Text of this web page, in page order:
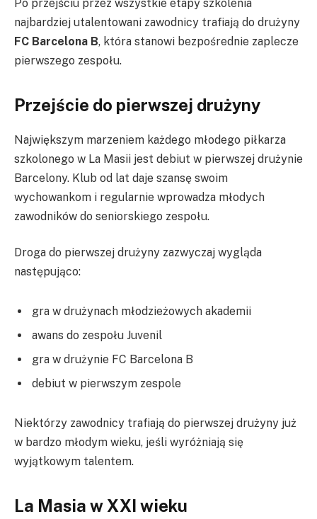
Po przejściu przez wszystkie etapy szkolenia
najbardziej utalentowani zawodnicy trafiają do drużyny
FC Barcelona B, która stanowi bezpośrednie zaplecze
pierwszego zespołu.
Przejście do pierwszej drużyny
Największym marzeniem każdego młodego piłkarza
szkolonego w La Masii jest debiut w pierwszej drużynie
Barcelony. Klub od lat daje szansę swoim
wychowankom i regularnie wprowadza młodych
zawodników do seniorskiego zespołu.
Droga do pierwszej drużyny zazwyczaj wygląda
następująco:
gra w drużynach młodzieżowych akademii
awans do zespołu Juvenil
gra w drużynie FC Barcelona B
debiut w pierwszym zespole
Niektórzy zawodnicy trafiają do pierwszej drużyny już
w bardzo młodym wieku, jeśli wyróżniają się
wyjątkowym talentem.
La Masia w XXI wieku